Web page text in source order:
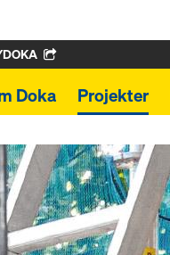
Doka Projekter